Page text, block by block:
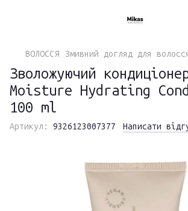
ВОЛОССЯ Змивний догляд для
Зволожуючий
Moisture Hydrating
100 ml
Артикул: 9326123007377 Написати